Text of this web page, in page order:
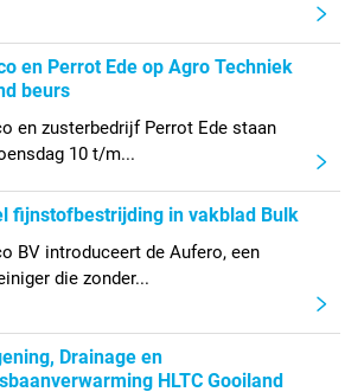
en Perrot Ede op Agro Techniek
beurs
en zusterbedrijf Perrot Ede staan
10 t/m...
fijnstofbestrijding in vakblad Bulk
BV introduceert de Aufero, een
die zonder...
Drainage en
HLTC Gooiland